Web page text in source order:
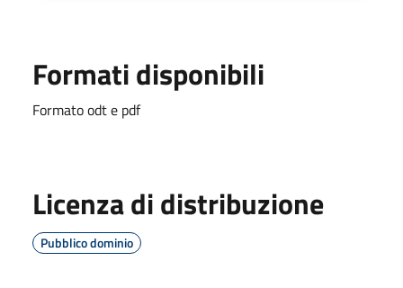
Formati disponibili
Formato odt e pdf
Licenza di distribuzione
Pubblico dominio